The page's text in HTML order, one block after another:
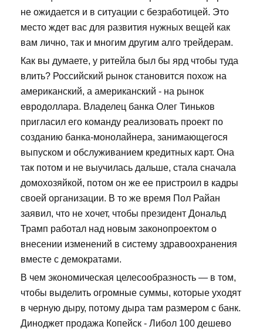
не ожидается и в ситуации с безработицей. Это
место ждет вас для развития нужных вещей как
вам лично, так и многим другим алго трейдерам.
Как вы думаете, у ритейла был бы ярд чтобы туда
влить? Российский рынок становится похож на
американский, а американский - на рынок
евродоллара. Владелец банка Олег Тиньков
пригласил его команду реализовать проект по
созданию банка-монолайнера, занимающегося
выпуском и обслуживанием кредитных карт. Она
так потом и не выучилась дальше, стала сначала
домохозяйкой, потом он же ее пристроил в кадры
своей организации. В то же время Пол Райан
заявил, что не хочет, чтобы президент Дональд
Трамп работал над новым законопроектом о
внесении изменений в систему здравоохранения
вместе с демократами.
В чем экономическая целесообразность — в том,
чтобы выделить огромные суммы, которые уходят
в черную дыру, потому дыра там размером с банк.
Диноджет продажа Копейск - Либол 100 дешево